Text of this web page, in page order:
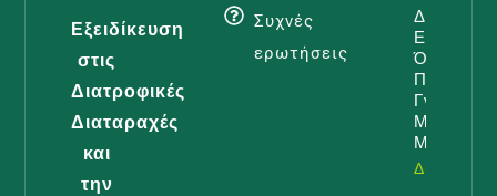
Εξειδίκευση
στις
Διατροφικές
Διαταραχές
και
την
Συχνές
ερωτήσεις
Διατροφή
Όλα Όσα
Πρέπει
Γνωρίζει
Μαμά
Διαβάστε